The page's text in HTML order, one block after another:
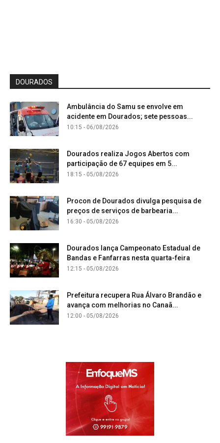
DOURADOS
Ambulância do Samu se envolve em
acidente em Dourados; sete pessoas...
10:15 - 06/08/2026
Dourados realiza Jogos Abertos com
participação de 67 equipes em 5...
18:15 - 05/08/2026
Procon de Dourados divulga pesquisa de
preços de serviços de barbearia...
16:30 - 05/08/2026
Dourados lança Campeonato Estadual de
Bandas e Fanfarras nesta quarta-feira
12:15 - 05/08/2026
Prefeitura recupera Rua Álvaro Brandão e
avança com melhorias no Canaã...
12:00 - 05/08/2026